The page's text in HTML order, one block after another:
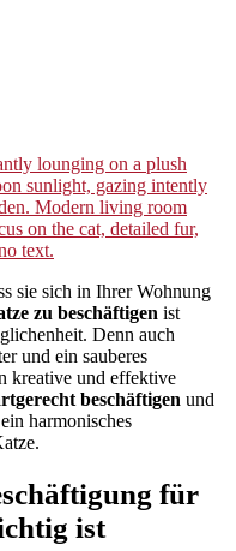
sie sich in Ihrer Wohnung
zu beschäftigen ist
Denn auch
und ein sauberes
kreative und effektive
beschäftigen und
harmonisches
für
ist